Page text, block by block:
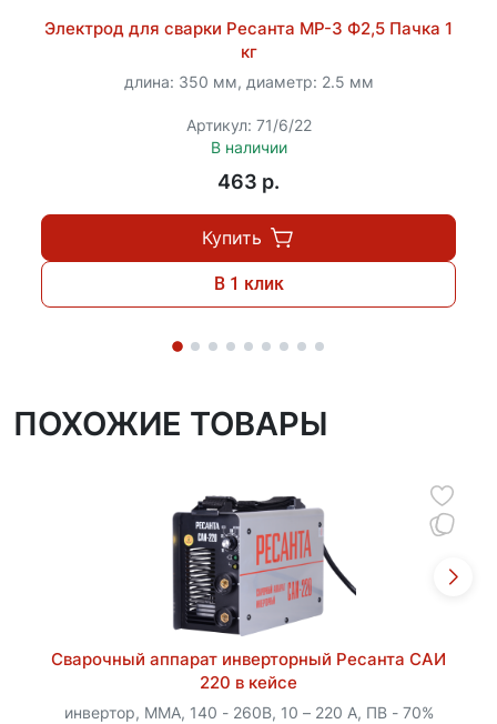
Электрод для сварки Ресанта МР-3 Ф2,5 Пачка 1
кг
длина: 350 мм, диаметр: 2.5 мм
Артикул: 71/6/22
В наличии
463 p.
Купить
В 1 клик
ПОХОЖИЕ ТОВАРЫ
Сварочный аппарат инверторный Ресанта САИ
220 в кейсе
инвертор, MMA, 140 - 260В, 10 – 220 А, ПВ - 70%